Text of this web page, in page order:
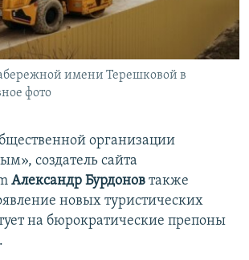
имени Терешковой в
фото
организации
создатель сайта
Александр Бурдонов также
новых туристических
на бюрократические препоны